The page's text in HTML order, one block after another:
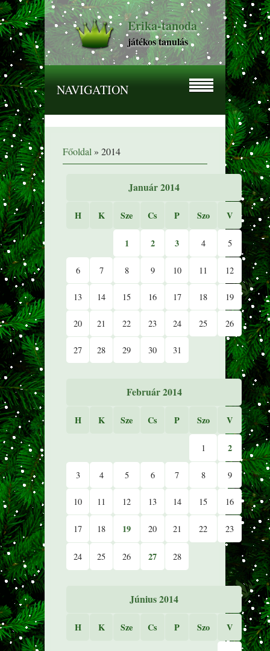
Erika-tanoda
játékos tanulás
NAVIGATION
Főoldal » 2014
Január 2014
H K Sze Cs P Szo V
1 2 3 4 5
6 7 8 9 10 11 12
13 14 15 16 17 18 19
20 21 22 23 24 25 26
27 28 29 30 31
Február 2014
H K Sze Cs P Szo V
1 2
3 4 5 6 7 8 9
10 11 12 13 14 15 16
17 18 19 20 21 22 23
24 25 26 27 28
Június 2014
H K Sze Cs P Szo V